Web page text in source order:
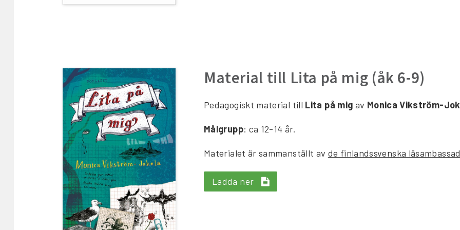
Material till Lita på mig (åk 6-9)
Pedagogiskt material till Lita på mig av Monica Vikström-
Målgrupp: ca 12-14 år.
Materialet är sammanställt av de finlandssvenska
Ladda ner